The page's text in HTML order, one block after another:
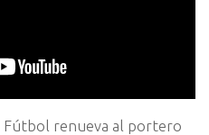
Fútbol renueva al portero